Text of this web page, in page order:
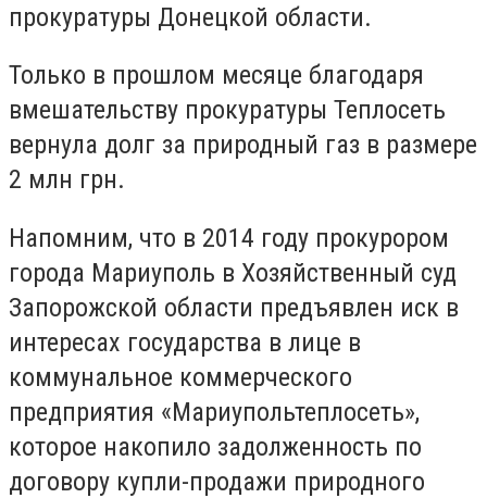
прокуратуры Донецкой области.
Только в прошлом месяце благодаря
вмешательству прокуратуры Теплосеть
вернула долг за природный газ в размере
2 млн грн.
Напомним, что в 2014 году прокурором
города Мариуполь в Хозяйственный суд
Запорожской области предъявлен иск в
интересах государства в лице в
коммунальное коммерческого
предприятия «Мариупольтеплосеть»,
которое накопило задолженность по
договору купли-продажи природного